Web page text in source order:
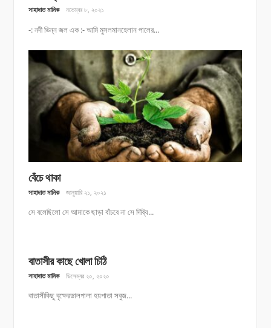
সাহাদাত মানিক নভেম্বর ৮, ২০২১
-: নদী ভিন্ন জল এক :- আমি মুসলমানহেলান পালের...
বেঁচে থাকা
সাহাদাত মানিক জানুয়ারি ২১, ২০২১
সে বলেছিলো সে আমাকে ছাড়া বাঁচবে না সে দিব্যি...
বাতাসীর কাছে খোলা চিঠি
সাহাদাত মানিক ডিসেম্বর ২০, ২০২০
বাতাসীকিছু বৃক্ষেরডালপালা হয়পাতা সবুজ...